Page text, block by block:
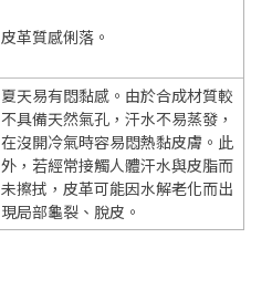
皮革質感俐落。
夏天易有悶黏感。由於合成材質較
不具備天然氣孔，汗水不易蒸發，
在沒開冷氣時容易悶熱黏皮膚。此
外，若經常接觸人體汗水與皮脂而
未擦拭，皮革可能因水解老化而出
現局部龜裂、脫皮。